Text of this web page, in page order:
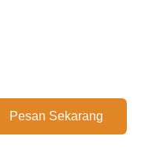
Pesan Sekarang